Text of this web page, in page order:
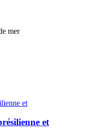
mer
et